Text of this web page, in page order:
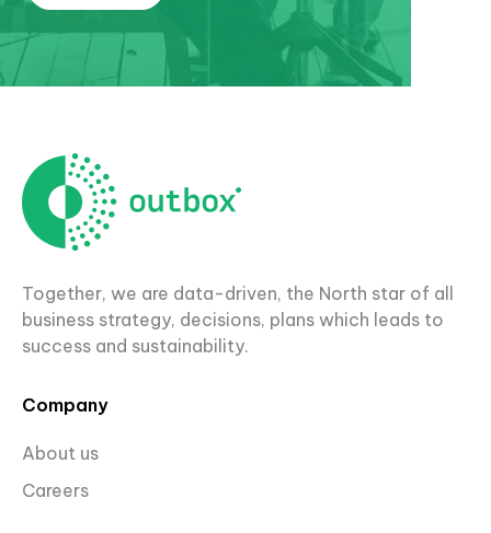
Together, we are data-driven, the North star of all
business strategy, decisions, plans which leads to
success and sustainability.
Company
About us
Careers